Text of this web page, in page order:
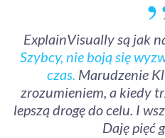
ExplainVisually są jak
Szybcy, nie boją się
czas. Marudzenie
zrozumieniem, a kiedy
lepszą drogę do celu. I
Daję pięć